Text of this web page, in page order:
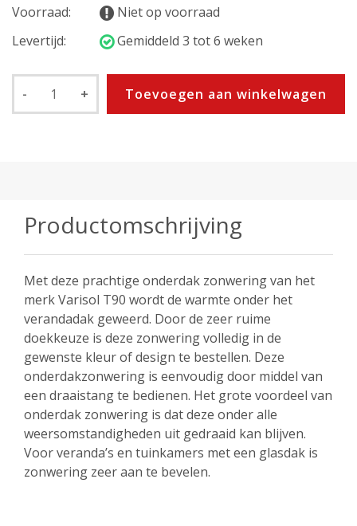
Voorraad:
Niet op voorraad
Levertijd:
Gemiddeld 3 tot 6 weken
- + Toevoegen aan winkelwagen
Productomschrijving
Met deze prachtige onderdak zonwering van het
merk Varisol T90 wordt de warmte onder het
verandadak geweerd. Door de zeer ruime
doekkeuze is deze zonwering volledig in de
gewenste kleur of design te bestellen. Deze
onderdakzonwering is eenvoudig door middel van
een draaistang te bedienen. Het grote voordeel van
onderdak zonwering is dat deze onder alle
weersomstandigheden uit gedraaid kan blijven.
Voor veranda’s en tuinkamers met een glasdak is
zonwering zeer aan te bevelen.